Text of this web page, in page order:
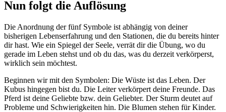
Nun folgt die Auflösung
Die Anordnung der fünf Symbole ist abhängig von deiner
bisherigen Lebenserfahrung und den Stationen, die du bereits hinter
dir hast. Wie ein Spiegel der Seele, verrät dir die Übung, wo du
gerade im Leben stehst und ob du das, was du derzeit verkörperst,
wirklich sein möchtest.
Beginnen wir mit den Symbolen: Die Wüste ist das Leben. Der
Kubus hingegen bist du. Die Leiter verkörpert deine Freunde. Das
Pferd ist deine Geliebte bzw. dein Geliebter. Der Sturm deutet auf
Probleme und Schwierigkeiten hin. Die Blumen stehen für Kinder.